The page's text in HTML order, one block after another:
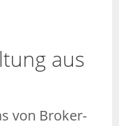
aus
von Broker-